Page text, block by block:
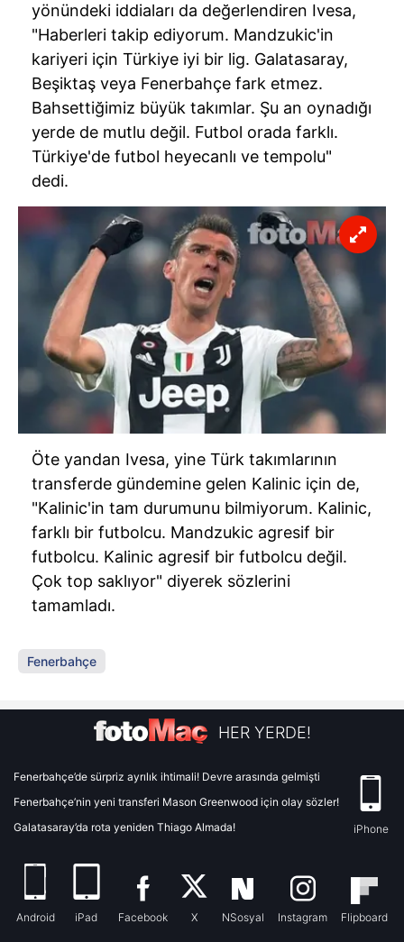
yönündeki iddiaları da değerlendiren Ivesa,
"Haberleri takip ediyorum. Mandzukic'in
kariyeri için Türkiye iyi bir lig. Galatasaray,
Beşiktaş veya Fenerbahçe fark etmez.
Bahsettiğimiz büyük takımlar. Şu an oynadığı
yerde de mutlu değil. Futbol orada farklı.
Türkiye'de futbol heyecanlı ve tempolu"
dedi.
Öte yandan Ivesa, yine Türk takımlarının
transferde gündemine gelen Kalinic için de,
"Kalinic'in tam durumunu bilmiyorum. Kalinic,
farklı bir futbolcu. Mandzukic agresif bir
futbolcu. Kalinic agresif bir futbolcu değil.
Çok top saklıyor" diyerek sözlerini
tamamladı.
Fenerbahçe
HER YERDE!
Fenerbahçe’de sürpriz ayrılık ihtimali! Devre arasında gelmişti
Fenerbahçe’nin yeni transferi Mason Greenwood için olay sözler!
Galatasaray’da rota yeniden Thiago Almada!
iPhone
Android iPad Facebook X NSosyal Instagram Flipboard